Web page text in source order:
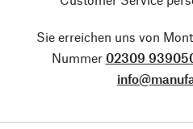
Sie erreichen uns von
Nummer 02309